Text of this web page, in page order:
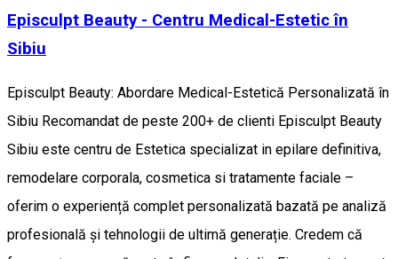
Episculpt Beauty - Centru Medical-Estetic în
Sibiu
Episculpt Beauty: Abordare Medical-Estetică Personalizată în
Sibiu Recomandat de peste 200+ de clienti Episculpt Beauty
Sibiu este centru de Estetica specializat in epilare definitiva,
remodelare corporala, cosmetica si tratamente faciale –
oferim o experiență complet personalizată bazată pe analiză
profesională și tehnologii de ultimă generație. Credem că